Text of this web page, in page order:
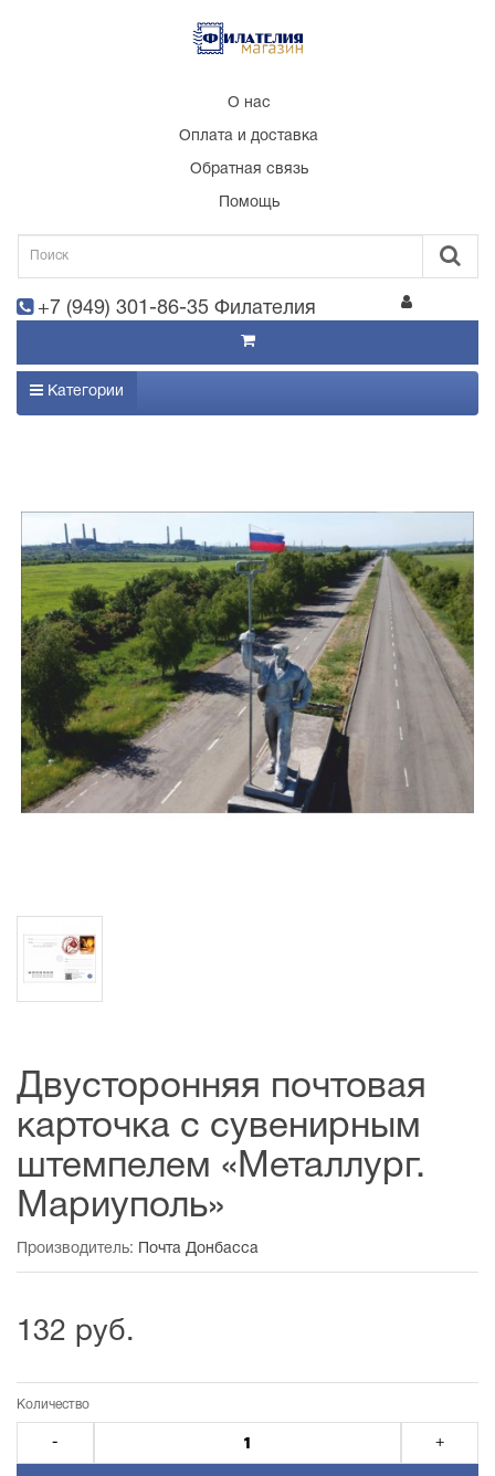
О нас
Оплата и доставка
Обратная связь
Помощь
+7 (949) 301-86-35 Филателия
Категории
Двусторонняя почтовая
карточка с сувенирным
штемпелем «Металлург.
Мариуполь»
Производитель: Почта Донбасса
132 руб.
Количество
- +